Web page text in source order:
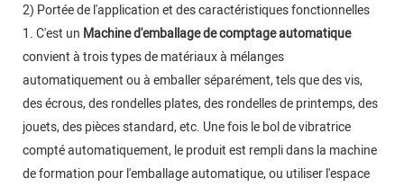
2) Portée de l'application et des caractéristiques fonctionnelles
1. C'est un Machine d'emballage de comptage automatique
convient à trois types de matériaux à mélanges
automatiquement ou à emballer séparément, tels que des vis,
des écrous, des rondelles plates, des rondelles de printemps, des
jouets, des pièces standard, etc. Une fois le bol de vibratrice
compté automatiquement, le produit est rempli dans la machine
de formation pour l'emballage automatique, ou utiliser l'espace